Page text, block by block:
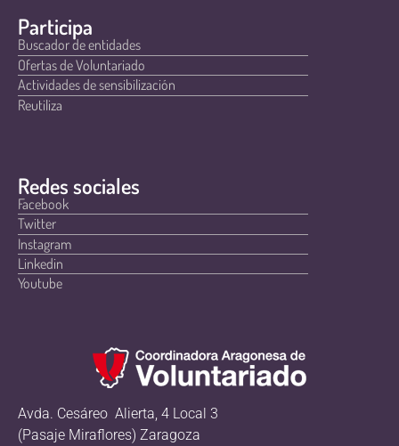
Participa
Buscador de entidades
Ofertas de Voluntariado
Actividades de sensibilización
Reutiliza
Redes sociales
Facebook
Twitter
Instagram
Linkedin
Youtube
Avda. Cesáreo Alierta, 4 Local 3
(Pasaje Miraflores) Zaragoza